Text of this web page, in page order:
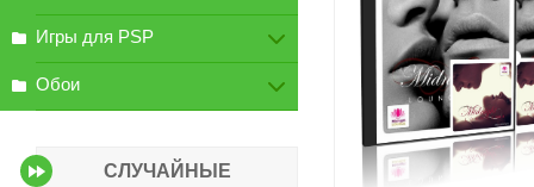
Игры для PSP
Обои
СЛУЧАЙНЫЕ